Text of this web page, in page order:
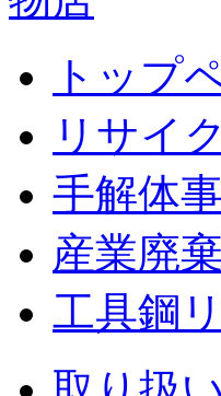
トップ
リサイ
手解体
産業廃
工具鋼